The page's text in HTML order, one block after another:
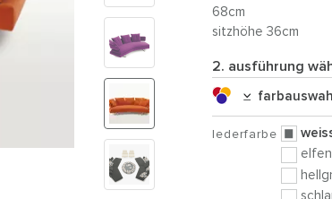
68cm
sitzhöhe 36cm
2. ausführung
lederfarbe